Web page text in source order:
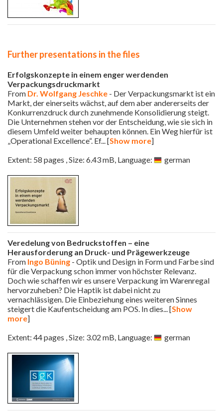
Further presentations in the files
Erfolgskonzepte in einem enger werdenden
Verpackungsdruckmarkt
From Dr. Wolfgang Jeschke - Der Verpackungsmarkt ist ein
Markt, der einerseits wächst, auf dem aber andererseits der
Konkurrenzdruck durch zunehmende Konsolidierung steigt.
Die Unternehmen stehen vor der Entscheidung, wie sie sich in
diesem Umfeld weiter behaupten können. Ein Weg hierfür ist
„Operational Excellence“. Ef... [Show more]
Extent: 58 pages , Size: 6.43 mB, Language:
german
Veredelung von Bedruckstoffen – eine
Herausforderung an Druck- und Prägewerkzeuge
From Ingo Büning - Optik und Design in Form und Farbe sind
für die Verpackung schon immer von höchster Relevanz.
Doch wie schaffen wir es unsere Verpackung im Warenregal
hervorzuheben? Die Haptik ist dabei nicht zu
vernachlässigen. Die Einbeziehung eines weiteren Sinnes
steigert die Kaufentscheidung am POS. In dies... [Show
more]
Extent: 44 pages , Size: 3.02 mB, Language:
german